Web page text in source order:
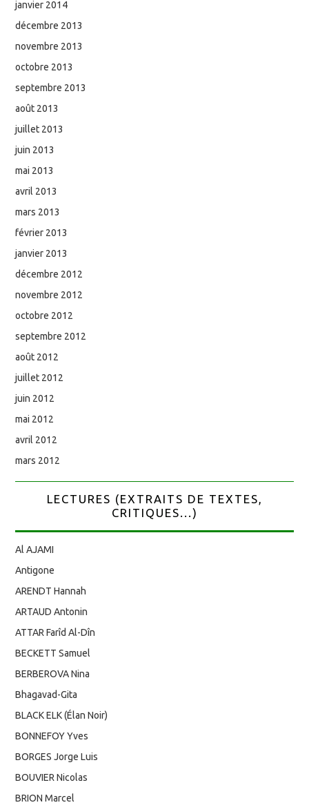
janvier 2014
décembre 2013
novembre 2013
octobre 2013
septembre 2013
août 2013
juillet 2013
juin 2013
mai 2013
avril 2013
mars 2013
février 2013
janvier 2013
décembre 2012
novembre 2012
octobre 2012
septembre 2012
août 2012
juillet 2012
juin 2012
mai 2012
avril 2012
mars 2012
LECTURES (EXTRAITS DE TEXTES,
CRITIQUES...)
Al AJAMI
Antigone
ARENDT Hannah
ARTAUD Antonin
ATTAR Farîd Al-Dîn
BECKETT Samuel
BERBEROVA Nina
Bhagavad-Gita
BLACK ELK (Élan Noir)
BONNEFOY Yves
BORGES Jorge Luis
BOUVIER Nicolas
BRION Marcel